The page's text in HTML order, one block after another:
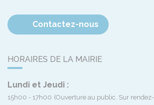
Contactez-nous
HORAIRES DE LA MAIRIE
Lundi et Jeudi :
15h00 - 17h00 (Ouverture au public. Sur